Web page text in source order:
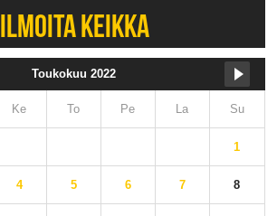
ILMOITA KEIKKA
Toukokuu 2022
Ke To Pe La Su
1
4 5 6 7 8